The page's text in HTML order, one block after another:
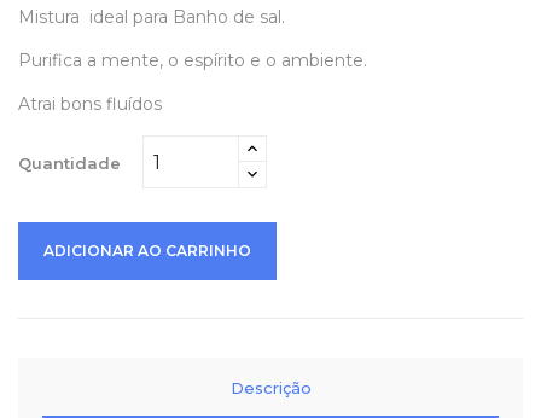
Mistura ideal para Banho de sal.
Purifica a mente, o espírito e o ambiente.
Atrai bons fluídos
Quantidade
ADICIONAR AO CARRINHO
Descrição